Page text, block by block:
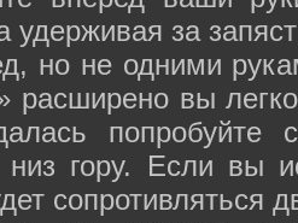
удерживая за
но не одними
расширено вы
попробуйте
гору. Если вы
сопротивляться